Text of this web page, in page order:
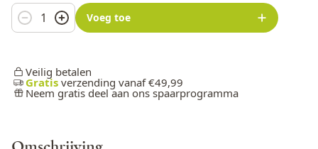
Aantal Voeg toe
Veilig betalen
Gratis verzending vanaf €49,99
Neem gratis deel aan ons spaarprogramma